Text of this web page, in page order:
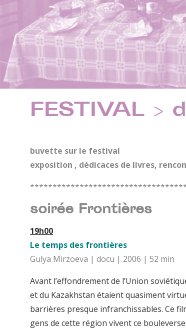
FESTIVAL >
buvette sur le festival
exposition , dédicaces de livres,
soirée Frontières
19h00
Le temps des frontières
Gulya Mirzoeva | docu | 2006 | 52 min
Avant l’effondrement de l’Union
et du Kazakhstan étaient quasiment
barrières presque infranchissables. Ce
gens de cette région vivent ce